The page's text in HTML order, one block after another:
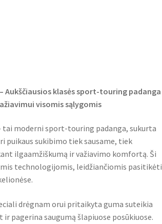
Aukščiausios klasės sport-touring padanga
visomis sąlygomis
moderni sport-touring padanga, sukurta
puikaus sukibimo tiek sausame, tiek
ilgaamžiškumą ir važiavimo komfortą. Ši
technologijomis, leidžiančiomis pasitikėti
drėgnam orui pritaikyta guma suteikia
pagerina saugumą šlapiuose posūkiuose.